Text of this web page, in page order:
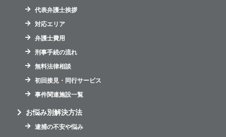
代表弁護士挨拶
対応エリア
弁護士費用
刑事手続の流れ
無料法律相談
初回接見・同行サービス
事件関連施設一覧
お悩み別解決方法
逮捕の不安や悩み